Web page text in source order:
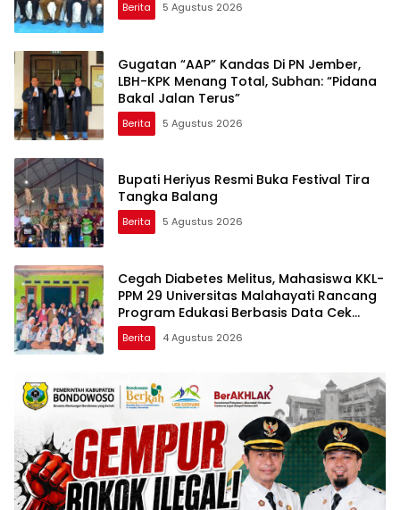
Berita 5 Agustus 2026
Gugatan “AAP” Kandas Di PN Jember,
LBH-KPK Menang Total, Subhan: “Pidana
Bakal Jalan Terus”
Berita 5 Agustus 2026
Bupati Heriyus Resmi Buka Festival Tira
Tangka Balang
Berita 5 Agustus 2026
Cegah Diabetes Melitus, Mahasiswa KKL-
PPM 29 Universitas Malahayati Rancang
Program Edukasi Berbasis Data Cek
Kesehatan Gratis di RW 06 Kelurahan
Banjarsari
Berita 4 Agustus 2026